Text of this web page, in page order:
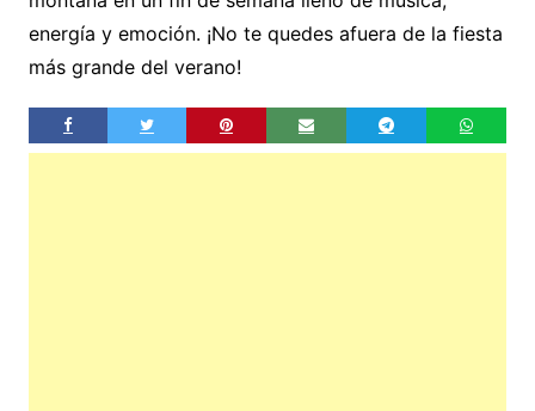
energía y emoción. ¡No te quedes afuera de la fiesta
más grande del verano!